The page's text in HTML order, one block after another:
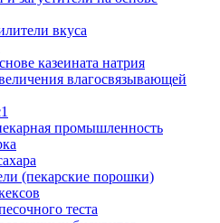
вкуса
казеината натрия
влагосвязывающей
промышленность
(пекарские порошки)
теста